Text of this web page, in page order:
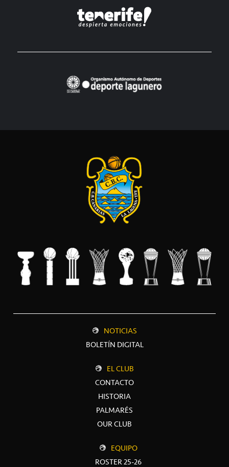
NOTICIAS
BOLETÍN DIGITAL
EL CLUB
CONTACTO
HISTORIA
PALMARÉS
OUR CLUB
EQUIPO
ROSTER 25-26